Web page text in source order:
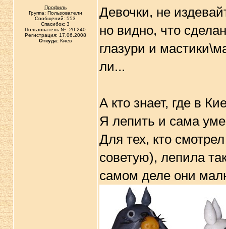
Профиль
Группа: Пользователи
Сообщений: 553
Спасибок: 3
Пользователь №: 20 240
Регистрация: 17.06.2008
Откуда: Киев
Девочки, не
но видно, что
глазури и
ли...
А кто знает, где в
Я лепить и сама
Для тех, кто
советую), лепила
самом деле они